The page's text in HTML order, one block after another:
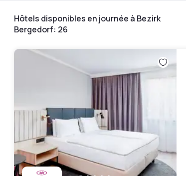
Hôtels disponibles en journée à Bezirk
Bergedorf: 26